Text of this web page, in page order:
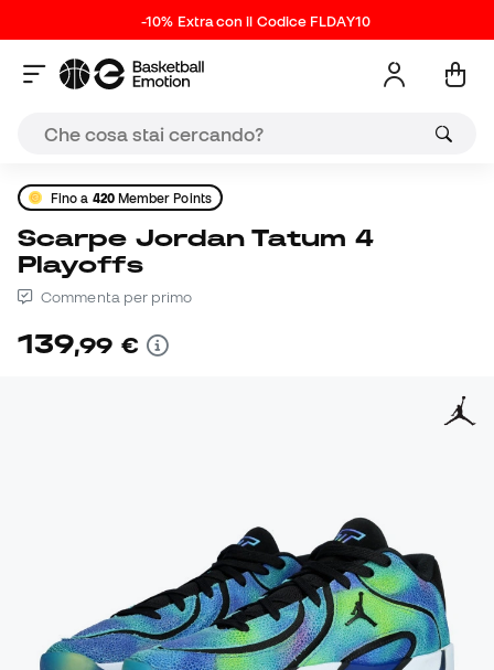
-10% Extra con il Codice FLDAY10
Fino a 420Member Points
Scarpe Jordan Tatum 4
Playoffs
Commenta per primo
139,99 €